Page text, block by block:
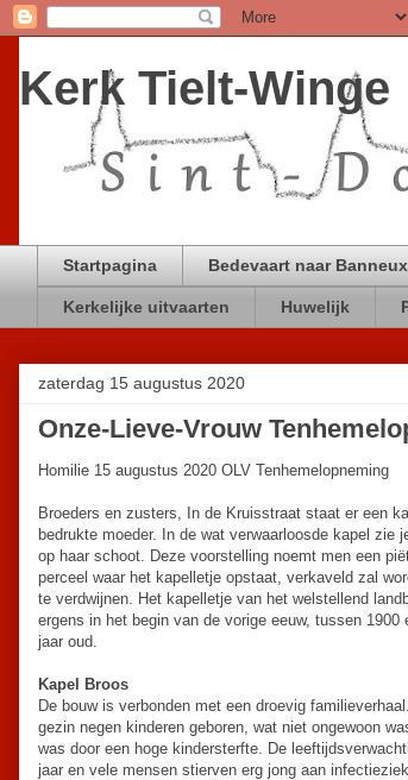
Kerk Tielt-Winge
Startpagina Bedevaart naar Banneux
Kerkelijke uitvaarten Huwelijk
zaterdag 15 augustus 2020
Onze-Lieve-Vrouw
Homilie 15 augustus 2020 OLV Tenhemelopneming
Broeders en zusters, In de Kruisstraat staat er een
bedrukte moeder. In de wat verwaarloosde kapel zie
op haar schoot. Deze voorstelling noemt men een
perceel waar het kapelletje opstaat, verkaveld zal
te verdwijnen. Het kapelletje van het welstellend
ergens in het begin van de vorige eeuw, tussen
jaar oud.
Kapel Broos
De bouw is verbonden met een droevig
gezin negen kinderen geboren, wat niet ongewoon
was door een hoge kindersterfte. De
jaar en vele mensen stierven erg jong aan